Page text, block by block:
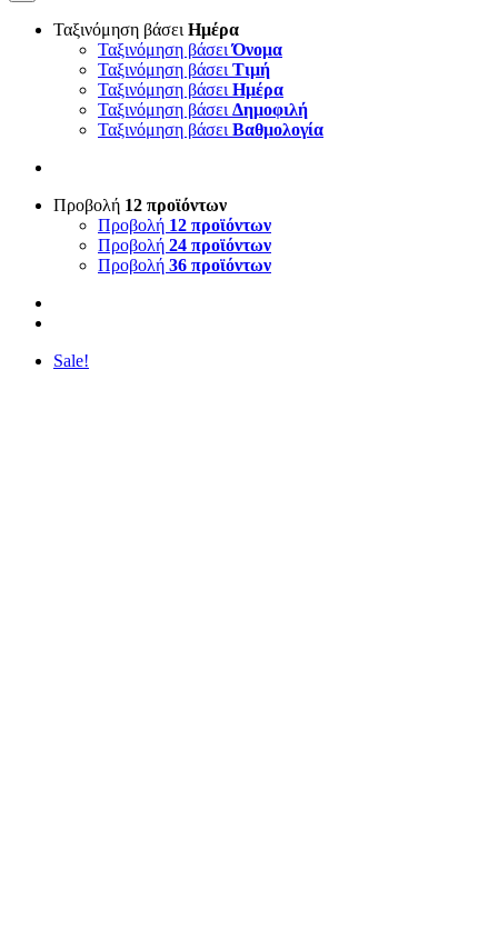
Ταξινόμηση βάσει Ημέρα
Ταξινόμηση βάσειΌνομα
Ταξινόμηση βάσει Τιμή
Ταξινόμηση βάσει Ημέρα
Ταξινόμηση βάσει Δημοφιλή
Ταξινόμηση βάσει Βαθμολογία
Προβολή 12 προϊόντων
Προβολή 12 προϊόντων
Προβολή 24 προϊόντων
Προβολή 36 προϊόντων
Sale!